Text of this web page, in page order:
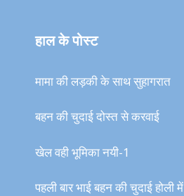
हाल के पोस्ट
मामा की लड़की के साथ सुहागरात
बहन की चुदाई दोस्त से करवाई
खेल वही भूमिका नयी-1
पहली बार भाई बहन की चुदाई होली में